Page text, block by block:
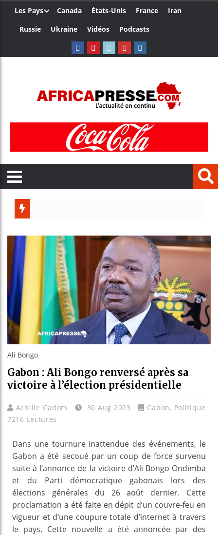
Les Pays Canada États-Unis France
Iran
Russie
Ukraine Vidéos Podcasts
Aliko
Ali Bongo
Gabon : Ali Bongo renversé après sa
victoire à l’élection présidentielle
Achille Gadom 30 Aug 2023 Gabon, Politique
7216 Lectures
Dans une tournure inattendue des événements, le
Gabon a été secoué par un coup de force survenu
suite à l’annonce de la victoire d’Ali Bongo Ondimba
et du Parti démocratique gabonais lors des
élections générales du 26 août dernier. Cette
proclamation a été faite en dépit d’un couvre-feu en
vigueur et d’une coupure totale d’internet à travers
le pays. Cette nouvelle a été annoncée par des